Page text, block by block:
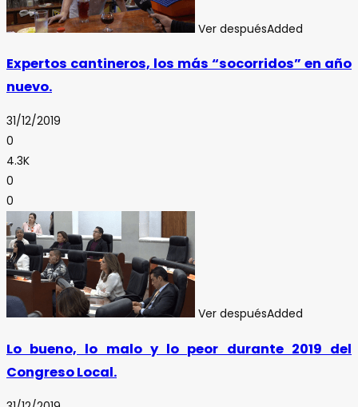
Ver despuésAdded
Expertos cantineros, los más “socorridos” en año
nuevo.
31/12/2019
0
4.3K
0
0
Ver despuésAdded
Lo bueno, lo malo y lo peor durante 2019 del
Congreso Local.